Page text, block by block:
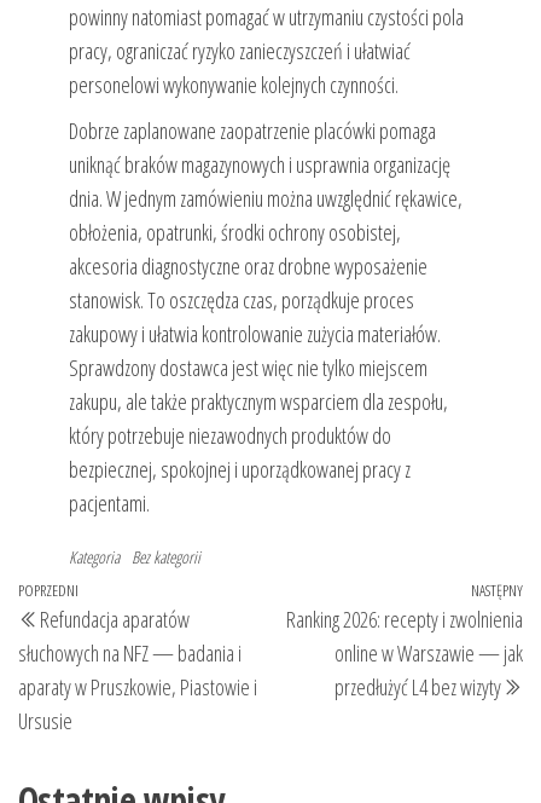
powinny natomiast pomagać w utrzymaniu czystości pola
pracy, ograniczać ryzyko zanieczyszczeń i ułatwiać
personelowi wykonywanie kolejnych czynności.
Dobrze zaplanowane zaopatrzenie placówki pomaga
uniknąć braków magazynowych i usprawnia organizację
dnia. W jednym zamówieniu można uwzględnić rękawice,
obłożenia, opatrunki, środki ochrony osobistej,
akcesoria diagnostyczne oraz drobne wyposażenie
stanowisk. To oszczędza czas, porządkuje proces
zakupowy i ułatwia kontrolowanie zużycia materiałów.
Sprawdzony dostawca jest więc nie tylko miejscem
zakupu, ale także praktycznym wsparciem dla zespołu,
który potrzebuje niezawodnych produktów do
bezpiecznej, spokojnej i uporządkowanej pracy z
pacjentami.
Kategoria Bez kategorii
Nawigacja
wpisu
Poprzedni
wpis
POPRZEDNI
Refundacja aparatów
słuchowych na NFZ — badania i
aparaty w Pruszkowie, Piastowie i
Ursusie
NASTĘPNY
Ranking 2026: recepty i zwolnienia
online w Warszawie — jak
przedłużyć L4 bez wizyty